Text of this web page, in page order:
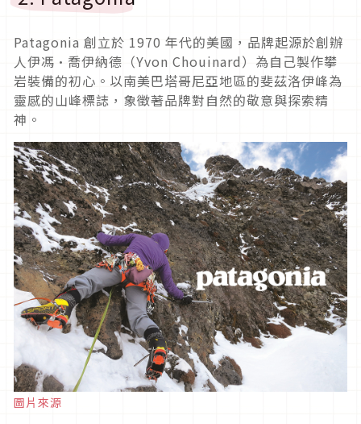
Patagonia 創立於 1970 年代的美國，品牌起源於創辦
人伊馮·喬伊納德（Yvon Chouinard）為自己製作攀
岩裝備的初心。以南美巴塔哥尼亞地區的斐茲洛伊峰為
靈感的山峰標誌，象徵著品牌對自然的敬意與探索精
神。
圖片來源